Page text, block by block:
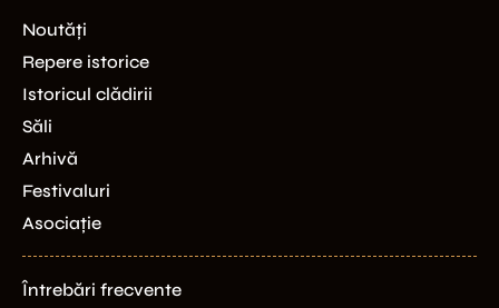
Noutăți
Repere istorice
Istoricul clădirii
Săli
Arhivă
Festivaluri
Asociație
Întrebări frecvente